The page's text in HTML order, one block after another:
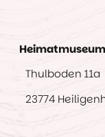
Thulboden 11a
23774